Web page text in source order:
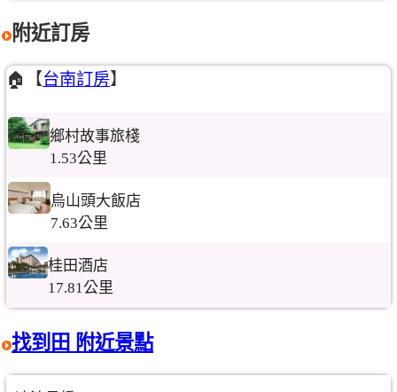
附近訂房
🏠【台南訂房】
鄉村故事旅棧
1.53公里
烏山頭大飯店
7.63公里
桂田酒店
17.81公里
找到田 附近景點